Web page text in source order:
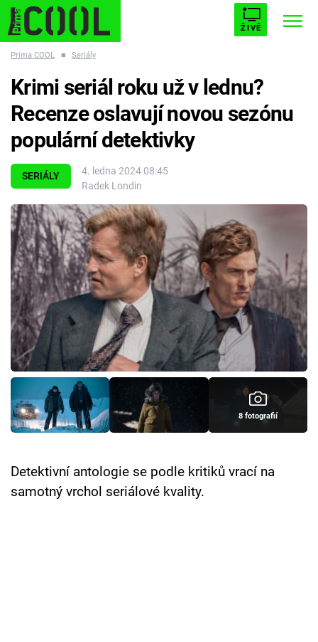
ŽIVĚ
ESCAPE PLNEJ KOTEL AVENGERS 5
Témata
Filmy
Seriály
Hry
Cool Esport
Pořady
TV Program
Prima COOL ■ Seriály
SERIÁLY
4. ledna 2024 08:45
Radek Londin
Krimi seriál roku už v lednu?
Recenze oslavují novou sezónu
populární detektivky
8 fotografií
Detektivní antologie se podle kritiků vrací na
samotný vrchol seriálové kvality.